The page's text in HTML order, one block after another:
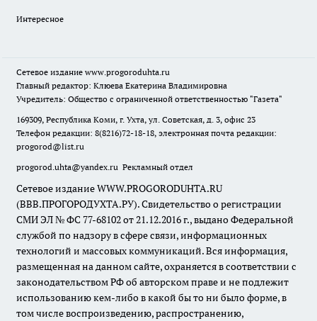
Интересное
Сетевое издание www.progoroduhta.ru
Главный редактор: Клюева Екатерина Владимировна
Учредитель: Общество с ограниченной ответственностью "Газета"
169309, Республика Коми, г. Ухта, ул. Советская, д. 3, офис 23
Телефон редакции: 8(8216)72-18-18, электронная почта редакции:
progorod@list.ru
progorod.uhta@yandex.ru Рекламный отдел
Сетевое издание WWW.PROGORODUHTA.RU
(ВВВ.ПРОГОРОДУХТА.РУ). Свидетельство о регистрации
СМИ ЭЛ № ФС 77-68102 от 21.12.2016 г., выдано Федеральной
службой по надзору в сфере связи, информационных
технологий и массовых коммуникаций. Вся информация,
размещенная на данном сайте, охраняется в соответствии с
законодательством РФ об авторском праве и не подлежит
использованию кем-либо в какой бы то ни было форме, в
том числе воспроизведению, распространению,